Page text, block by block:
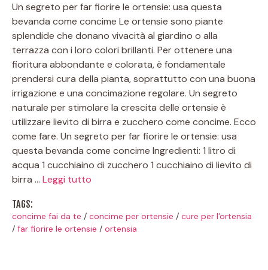
Un segreto per far fiorire le ortensie: usa questa
bevanda come concime Le ortensie sono piante
splendide che donano vivacità al giardino o alla
terrazza con i loro colori brillanti. Per ottenere una
fioritura abbondante e colorata, è fondamentale
prendersi cura della pianta, soprattutto con una buona
irrigazione e una concimazione regolare. Un segreto
naturale per stimolare la crescita delle ortensie è
utilizzare lievito di birra e zucchero come concime. Ecco
come fare. Un segreto per far fiorire le ortensie: usa
questa bevanda come concime Ingredienti: 1 litro di
acqua 1 cucchiaino di zucchero 1 cucchiaino di lievito di
birra … Leggi tutto
TAGS:
concime fai da te / concime per ortensie / cure per l'ortensia
/ far fiorire le ortensie / ortensia